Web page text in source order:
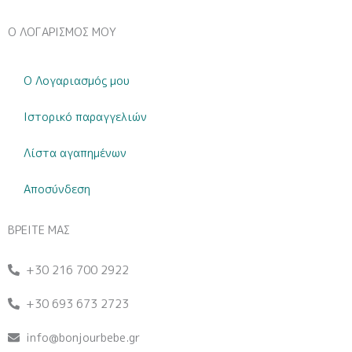
Ο ΛΟΓΑΡΙΣΜΟΣ ΜΟΥ
Ο Λογαριασμός μου
Ιστορικό παραγγελιών
Λίστα αγαπημένων
Αποσύνδεση
ΒΡΕΙΤΕ ΜΑΣ
+30 216 700 2922
+30 693 673 2723
info@bonjourbebe.gr